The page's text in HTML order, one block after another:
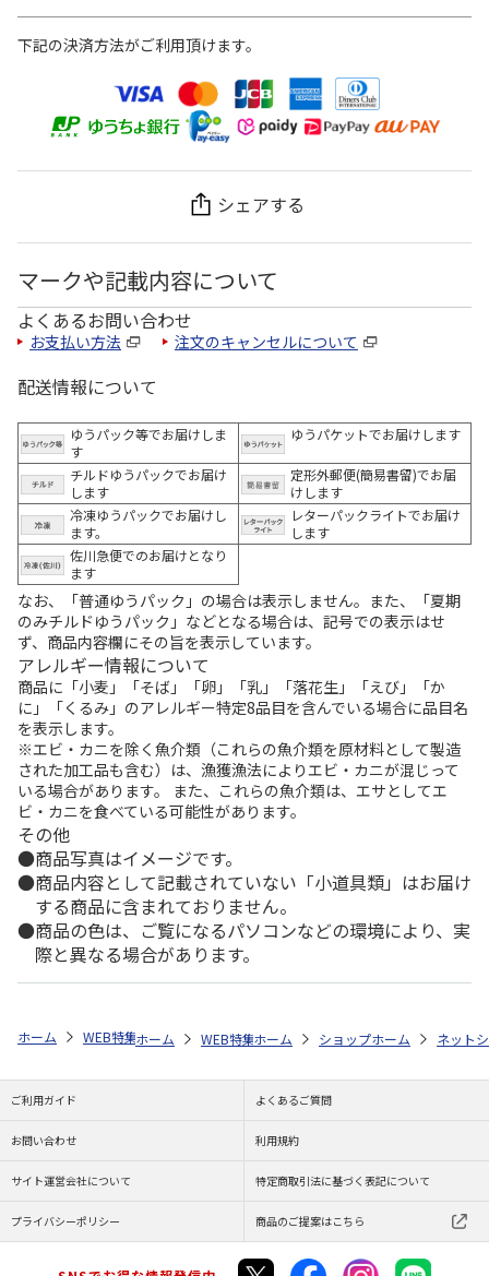
下記の決済方法がご利用頂けます。
シェアする
マークや記載内容について
よくあるお問い合わせ
お支払い方法 注文のキャンセルについて
配送情報について
ゆうパック等でお届けしま
す
ゆうパケットでお届けします
チルドゆうパックでお届け
します
定形外郵便(簡易書留)でお届
けします
冷凍ゆうパックでお届けし
ます。
レターパックライトでお届け
します
佐川急便でのお届けとなり
ます
なお、「普通ゆうパック」の場合は表示しません。また、「夏期
のみチルドゆうパック」などとなる場合は、記号での表示はせ
ず、商品内容欄にその旨を表示しています。
アレルギー情報について
商品に「小麦」「そば」「卵」「乳」「落花生」「えび」「か
に」「くるみ」のアレルギー特定8品目を含んでいる場合に品目名
を表示します。
※エビ・カニを除く魚介類（これらの魚介類を原材料として製造
された加工品も含む）は、漁獲漁法によりエビ・カニが混じって
いる場合があります。 また、これらの魚介類は、エサとしてエ
ビ・カニを食べている可能性があります。
その他
商品写真はイメージです。
商品内容として記載されていない「小道具類」はお届け
する商品に含まれておりません。
商品の色は、ご覧になるパソコンなどの環境により、実
際と異なる場合があります。
ホーム WEB特集 非食品 SONAENO 防災ライトルームシューズ
ホーム WEB特集 防災用品 防災・その他
ホーム ショップ一覧 the
ホーム ネット
ご利用ガイド よくあるご質問
お問い合わせ 利用規約
サイト運営会社について 特定商取引法に基づく表記について
プライバシーポリシー 商品のご提案はこちら